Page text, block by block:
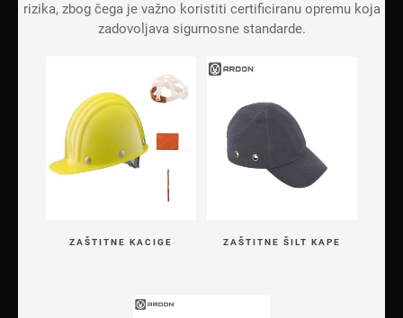
rizika, zbog čega je važno koristiti certificiranu opremu koja
zadovoljava sigurnosne standarde.
ZAŠTITNE KACIGE ZAŠTITNE ŠILT KAPE